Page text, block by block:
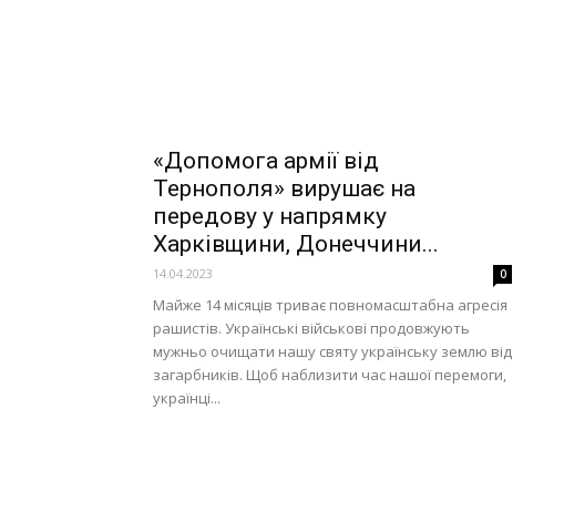
«Допомога армії від
Тернополя» вирушає на
передову у напрямку
Харківщини, Донеччини...
14.04.2023 0
Майже 14 місяців триває повномасштабна агресія
рашистів. Українські військові продовжують
мужньо очищати нашу святу українську землю від
загарбників. Щоб наблизити час нашої перемоги,
українці...